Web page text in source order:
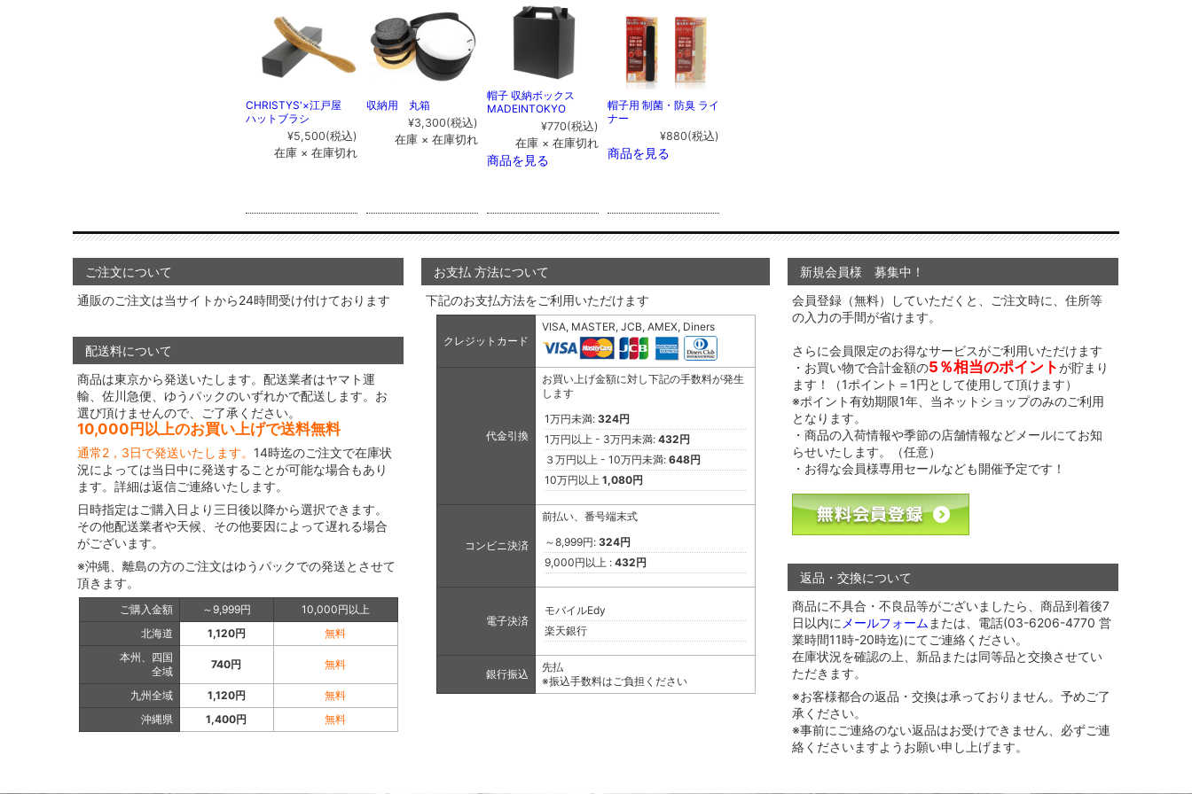
CHRISTYS'×江戸屋
ハットブラシ
¥5,500(税込)
在庫 × 在庫切れ
収納用 丸箱
¥3,300(税込)
在庫 × 在庫切れ
帽子 収納ボックス
MADEINTOKYO
¥770(税込)
在庫 × 在庫切れ
商品を見る
帽子用 制菌・防臭 ライ
ナー
¥880(税込)
商品を見る
ご注文について
通販のご注文は当サイトから24時間受け付けております
配送料について
商品は東京から発送いたします。配送業者はヤマト運
輸、佐川急便、ゆうパックのいずれかで配送します。お
選び頂けませんので、ご了承ください。
10,000円以上のお買い上げで送料無料
通常2，3日で発送いたします。 14時迄のご注文で在庫状
況によっては当日中に発送することが可能な場合もあり
ます。詳細は返信ご連絡いたします。
日時指定はご購入日より三日後以降から選択できます。
その他配送業者や天候、その他要因によって遅れる場合
がございます。
※沖縄、離島の方のご注文はゆうパックでの発送とさせて
頂きます。
ご購入金額 ～9,999円
10,000円以上
北海道
1,120円
無料
本州、四国
全域
740円 無料
九州全域 1,120円
無料
沖縄県
1,400円 無料
お支払 方法について
下記のお支払方法をご利用いただけます
クレジットカード
VISA, MASTER, JCB, AMEX, Diners
代金引換
お買い上げ金額に対し下記の手数料が発生
します
1万円未満: 324円
1万円以上 - 3万円未満: 432円
３万円以上 - 10万円未満: 648円
10万円以上 1,080円
コンビニ決済
前払い、番号端末式
～8,999円: 324円
9,000円以上 : 432円
電子決済
モバイルEdy
楽天銀行
銀行振込
先払
※振込手数料はご負担ください
新規会員様 募集中！
会員登録（無料）していただくと、ご注文時に、住所等
の入力の手間が省けます。
さらに会員限定のお得なサービスがご利用いただけます
・お買い物で合計金額の5％相当のポイントが貯まり
ます！（1ポイント＝1円として使用して頂けます）
※ポイント有効期限1年、当ネットショップのみのご利用
となります。
・商品の入荷情報や季節の店舗情報などメールにてお知
らせいたします。（任意）
・お得な会員様専用セールなども開催予定です！
返品・交換について
商品に不具合・不良品等がございましたら、商品到着後7
日以内に メールフォーム または、電話(03-6206-4770 営
業時間11時-20時迄)にてご連絡ください。
在庫状況を確認の上、新品または同等品と交換させてい
ただきます。
※お客様都合の返品・交換は承っておりません。予めご了
承ください。
※事前にご連絡のない返品はお受けできません、必ずご連
絡くださいますようお願い申し上げます。